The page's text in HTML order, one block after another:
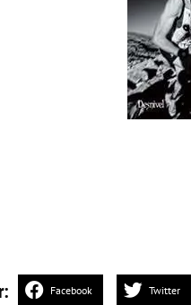
Facebook Twitter